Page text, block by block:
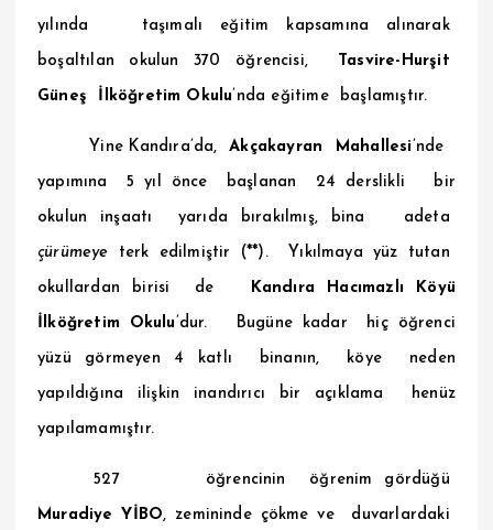
yılında taşımalı eğitim kapsamına alınarak
boşaltılan okulun 370 öğrencisi, Tasvire-Hurşit
Güneş İlköğretim Okulu ’nda eğitime başlamıştır.
Yine Kandıra’da,Akçakayran Mahallesi ’nde
yapımına 5 yıl önce başlanan 24 derslikli bir
okulun inşaatı yarıda bırakılmış, bina adeta
çürümeye terk edilmiştir (**). Yıkılmaya yüz tutan
okullardan birisi de Kandıra Hacımazlı Köyü
İlköğretim Okulu ’dur. Bugüne kadar hiç öğrenci
yüzü görmeyen 4 katlı binanın, köye neden
yapıldığına ilişkin inandırıcı bir açıklama henüz
yapılamamıştır.
527 öğrencinin öğrenim gördüğü
Muradiye YİBO, zemininde çökme ve duvarlardaki